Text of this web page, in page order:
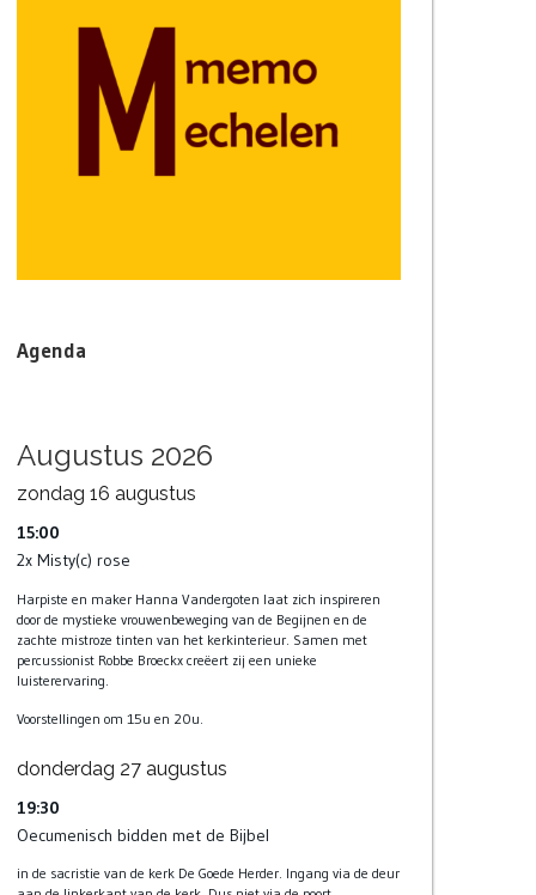
Agenda
Augustus 2026
zondag 16 augustus
15:00
2x Misty(c) rose
Harpiste en maker Hanna Vandergoten laat zich inspireren
door de mystieke vrouwenbeweging van de Begijnen en de
zachte mistroze tinten van het kerkinterieur. Samen met
percussionist Robbe Broeckx creëert zij een unieke
luisterervaring.
Voorstellingen om 15u en 20u.
donderdag 27 augustus
19:30
Oecumenisch bidden met de Bijbel
in de sacristie van de kerk De Goede Herder. Ingang via de deur